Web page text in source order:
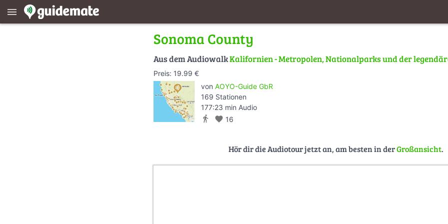
menu
Sonoma County
Aus dem AudiowalkKalifornien - Metropolen, Nationalparks und der
Preis: 19.99 €
von AOYO-Guide GbR
169 Stationen
177:23 min Audio
directions_walk favorite 16
Hör dir die Audiotour jetzt an, am besten in derGroßansicht.